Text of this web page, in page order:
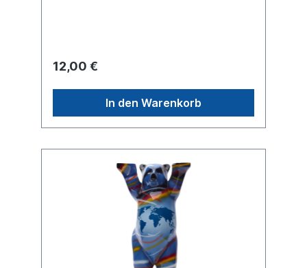
12,00 €
In den Warenkorb